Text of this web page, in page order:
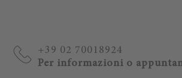
+39 02 70018924
Per informazioni o